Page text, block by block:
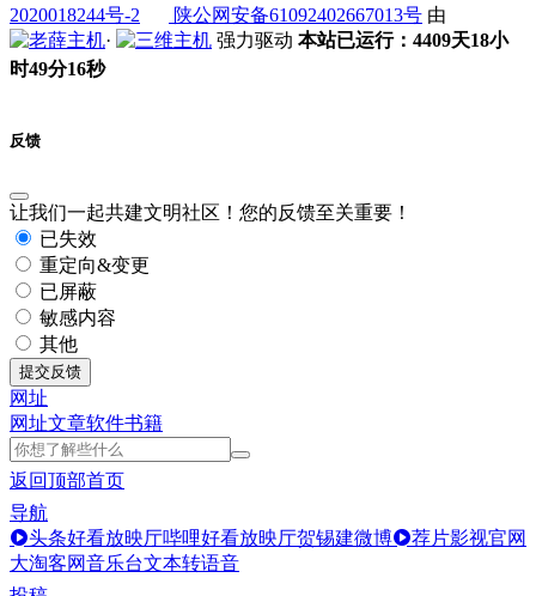
2020018244号-2
陕公网安备61092402667013号 由
·
强力驱动 本站已运行：4409天18小
时49分16秒
反馈
让我们一起共建文明社区！您的反馈至关重要！
已失效
重定向&变更
已屏蔽
敏感内容
其他
提交反馈
网址
网址文章软件书籍
返回顶部首页
导航
头条好看放映厅哔哩好看放映厅贺锡建微博
荐片影视官网
大淘客网音乐台文本转语音